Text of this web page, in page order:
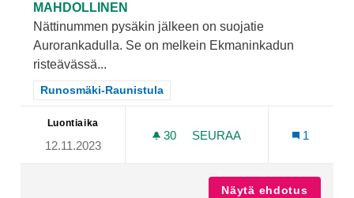
MAHDOLLINEN
Nättinummen pysäkin jälkeen on suojatie
Aurorankadulla. Se on melkein Ekmaninkadun
risteävässä...
Rajaa tulokset teeman mukaan: Runosmäki-Raunistula
Runosmäki-Raunistula
Luontiaika
12.11.2023
30 30 SEURAAJAA
SEURAA
1
Näytä ehdotus